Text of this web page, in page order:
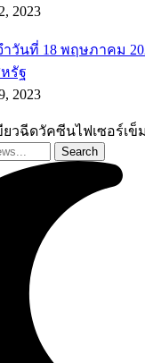
2023
ำวันที่ 18 พฤษภาคม
รัฐ
2023
ยวฉีดวัคซีนไฟเซอร์เข็